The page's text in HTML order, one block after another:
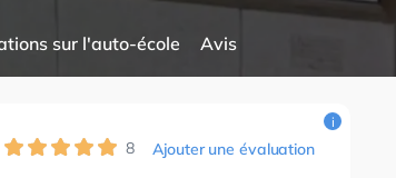
sur l'auto-école Avis
8 Ajouter une évaluation
i